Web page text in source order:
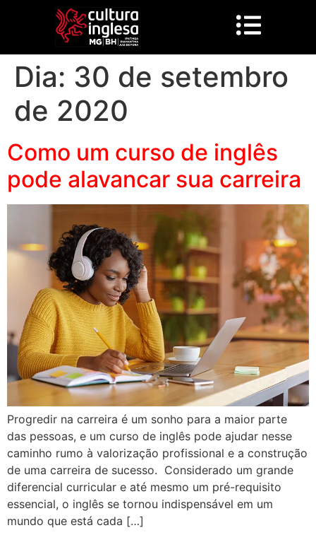
Dia: 30 de setembro
de 2020
Como um curso de inglês
pode alavancar sua carreira
Progredir na carreira é um sonho para a maior parte
das pessoas, e um curso de inglês pode ajudar nesse
caminho rumo à valorização profissional e a construção
de uma carreira de sucesso. Considerado um grande
diferencial curricular e até mesmo um pré-requisito
essencial, o inglês se tornou indispensável em um
mundo que está cada […]